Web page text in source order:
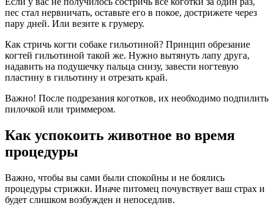
пес стал нервничать, оставьте его в покое, дострижете через
пару дней. Или везите к грумеру.
Как стричь когти собаке гильотиной? Принцип обрезание
когтей гильотиной такой же. Нужно вытянуть лапу друга,
надавить на подушечку пальца снизу, завести ногтевую
пластину в гильотину и отрезать край.
Важно! После подрезания коготков, их необходимо подпилить
пилочкой или триммером.
Как успокоить животное во время
процедуры
Важно, чтобы вы сами были спокойны и не боялись
процедуры стрижки. Иначе питомец почувствует ваш страх и
будет слишком возбужден и непоседлив.